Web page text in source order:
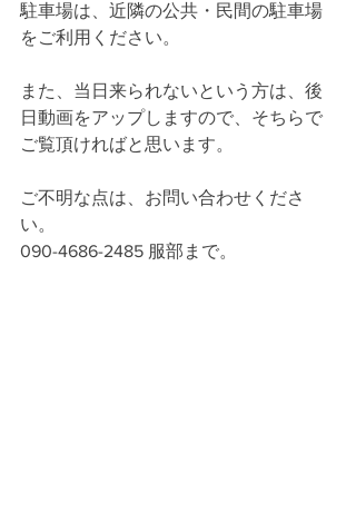
駐車場は、近隣の公共・民間の駐車場
をご利用ください。
また、当日来られないという方は、後
日動画をアップしますので、そちらで
ご覧頂ければと思います。
ご不明な点は、お問い合わせくださ
い。
090-4686-2485 服部まで。